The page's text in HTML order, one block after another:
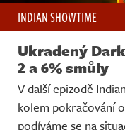
INDIAN SHOWTIME
Ukradený
2 a 6% smůly
V další epizodě
kolem pokračování
podíváme se na